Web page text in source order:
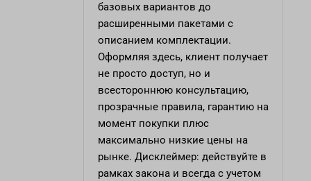
базовых вариантов до
расширенными пакетами с
описанием комплектации.
Оформляя здесь, клиент получает
не просто доступ, но и
всестороннюю консультацию,
прозрачные правила, гарантию на
момент покупки плюс
максимально низкие цены на
рынке. Дисклеймер: действуйте в
рамках закона и всегда с учетом